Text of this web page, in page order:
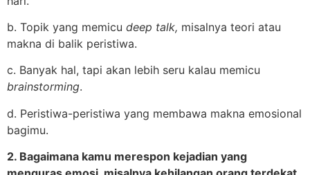
b. Topik yang memicu deep talk, misalnya teori atau
makna di balik peristiwa.
c. Banyak hal, tapi akan lebih seru kalau memicu
brainstorming.
d. Peristiwa-peristiwa yang membawa makna emosional
bagimu.
2. Bagaimana kamu merespon kejadian yang